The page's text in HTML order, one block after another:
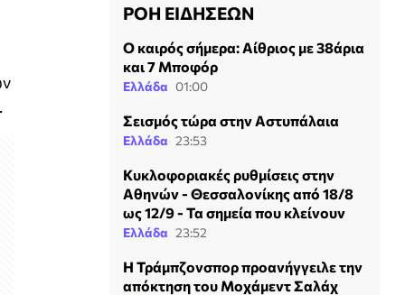
ΡΟΗ ΕΙΔΗΣΕΩΝ
Ο καιρός σήμερα: Αίθριος με 38άρια
και 7 Μποφόρ
Ελλάδα 01:00
Σεισμός τώρα στην Αστυπάλαια
Ελλάδα 23:53
Κυκλοφοριακές ρυθμίσεις στην
Αθηνών - Θεσσαλονίκης από 18/8
ως 12/9 - Τα σημεία που κλείνουν
Ελλάδα 23:52
Η Τράμπζονσπορ προανήγγειλε την
απόκτηση του Μοχάμεντ Σαλάχ